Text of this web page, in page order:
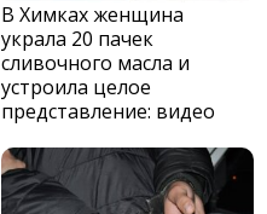
В Химках женщина
украла 20 пачек
сливочного масла и
устроила целое
представление: видео